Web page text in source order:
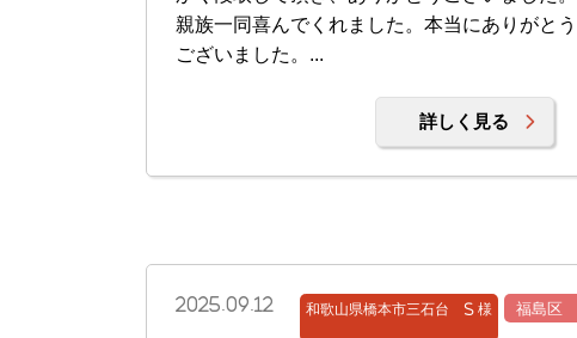
親族一同喜んでくれました。本当にありがとう
ございました。...
詳しく見る
2025.09.12 和歌山県橋本市三石台 S 様 福島区